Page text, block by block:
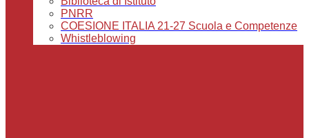
PNRR
COESIONE ITALIA 21-27 Scuola e Competenze
Whistleblowing